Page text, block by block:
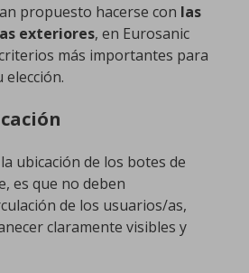
propuesto hacerse con las
exteriores, en Eurosanic
más importantes para
elección.
ubicación de los botes de
es que no deben
de los usuarios/as,
claramente visibles y